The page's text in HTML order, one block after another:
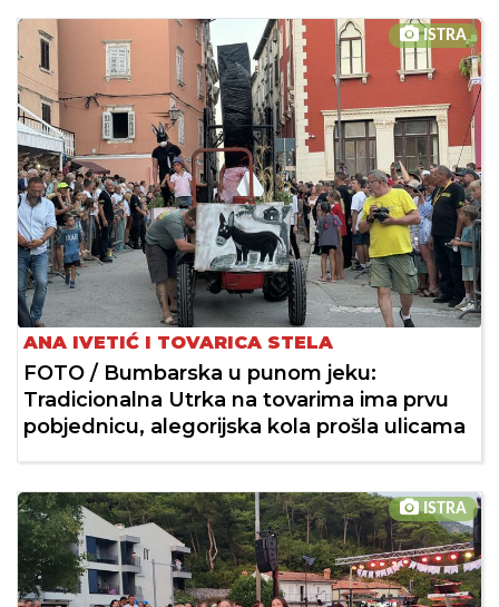
ISTRA
ANA IVETIĆ I TOVARICA STELA
FOTO / Bumbarska u punom jeku:
Tradicionalna Utrka na tovarima ima prvu
pobjednicu, alegorijska kola prošla ulicama
ISTRA